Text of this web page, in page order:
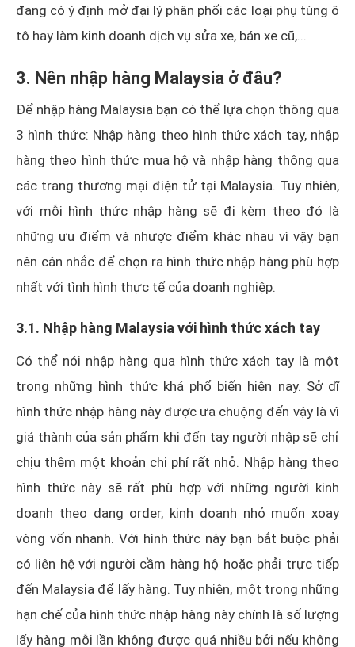
đang có ý định mở đại lý phân phối các loại phụ tùng ô
tô hay làm kinh doanh dịch vụ sửa xe, bán xe cũ,...
3. Nên nhập hàng Malaysia ở đâu?
Để nhập hàng Malaysia bạn có thể lựa chọn thông qua
3 hình thức: Nhập hàng theo hình thức xách tay, nhập
hàng theo hình thức mua hộ và nhập hàng thông qua
các trang thương mại điện tử tại Malaysia. Tuy nhiên,
với mỗi hình thức nhập hàng sẽ đi kèm theo đó là
những ưu điểm và nhược điểm khác nhau vì vậy bạn
nên cân nhắc để chọn ra hình thức nhập hàng phù hợp
nhất với tình hình thực tế của doanh nghiệp.
3.1. Nhập hàng Malaysia với hình thức xách tay
Có thể nói nhập hàng qua hình thức xách tay là một
trong những hình thức khá phổ biến hiện nay. Sở dĩ
hình thức nhập hàng này được ưa chuộng đến vậy là vì
giá thành của sản phẩm khi đến tay người nhập sẽ chỉ
chịu thêm một khoản chi phí rất nhỏ. Nhập hàng theo
hình thức này sẽ rất phù hợp với những người kinh
doanh theo dạng order, kinh doanh nhỏ muốn xoay
vòng vốn nhanh. Với hình thức này bạn bắt buộc phải
có liên hệ với người cầm hàng hộ hoặc phải trực tiếp
đến Malaysia để lấy hàng. Tuy nhiên, một trong những
hạn chế của hình thức nhập hàng này chính là số lượng
lấy hàng mỗi lần không được quá nhiều bởi nếu không